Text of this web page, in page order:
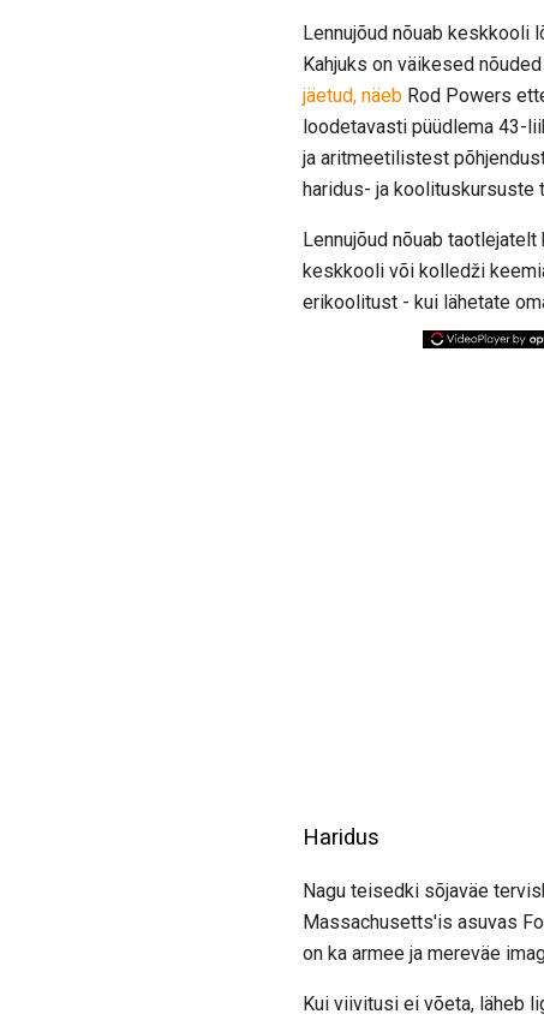
Lennujõud nõuab keskkooli
Kahjuks on väikesed
jäetud, näeb Rod Powers
loodetavasti püüdlema 43-
ja aritmeetilistest
haridus- ja koolituskursuste
Lennujõud nõuab
keskkooli või kolledži
erikoolitust - kui lähetate
Haridus
Nagu teisedki sõjaväe
Massachusetts'is asuvas
on ka armee ja mereväe
Kui viivitusi ei võeta, läheb